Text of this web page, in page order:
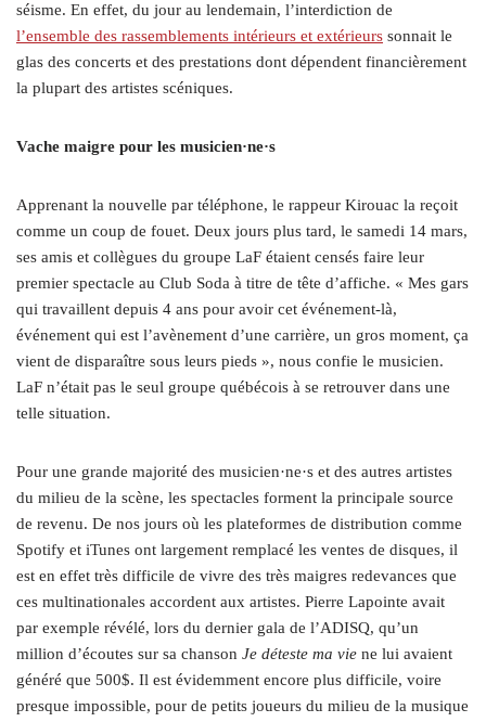
séisme. En effet, du jour au lendemain, l’interdiction de
l’ensemble des rassemblements intérieurs et extérieurs sonnait le
glas des concerts et des prestations dont dépendent financièrement
la plupart des artistes scéniques.
Vache maigre pour les musicien·ne·s
Apprenant la nouvelle par téléphone, le rappeur Kirouac la reçoit
comme un coup de fouet. Deux jours plus tard, le samedi 14 mars,
ses amis et collègues du groupe LaF étaient censés faire leur
premier spectacle au Club Soda à titre de tête d’affiche. « Mes gars
qui travaillent depuis 4 ans pour avoir cet événement-là,
événement qui est l’avènement d’une carrière, un gros moment, ça
vient de disparaître sous leurs pieds », nous confie le musicien.
LaF n’était pas le seul groupe québécois à se retrouver dans une
telle situation.
Pour une grande majorité des musicien·ne·s et des autres artistes
du milieu de la scène, les spectacles forment la principale source
de revenu. De nos jours où les plateformes de distribution comme
Spotify et iTunes ont largement remplacé les ventes de disques, il
est en effet très difficile de vivre des très maigres redevances que
ces multinationales accordent aux artistes. Pierre Lapointe avait
par exemple révélé, lors du dernier gala de l’ADISQ, qu’un
million d’écoutes sur sa chanson Je déteste ma vie ne lui avaient
généré que 500$. Il est évidemment encore plus difficile, voire
presque impossible, pour de petits joueurs du milieu de la musique